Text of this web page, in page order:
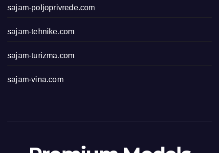
sajam-poljoprivrede.com
sajam-tehnike.com
sajam-turizma.com
sajam-vina.com